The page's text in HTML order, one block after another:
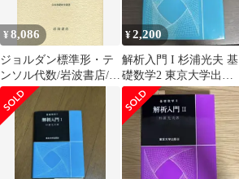
¥8,086
ジョルダン標準形・テ
ンソル代数/岩波書店/杉
浦光夫（単行本）
¥2,200
解析入門 I 杉浦光夫 基
礎数学2 東京大学出版
会